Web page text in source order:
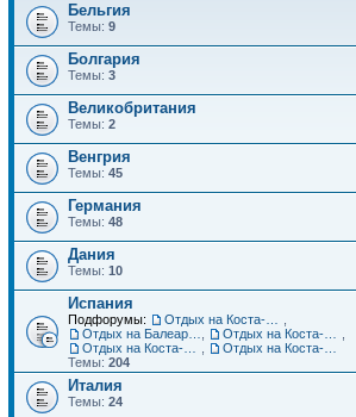
Бельгия
Темы: 9
Болгария
Темы: 3
Великобритания
Темы: 2
Венгрия
Темы: 45
Германия
Темы: 48
Дания
Темы: 10
Испания
Подфорумы:
Темы: 204
Италия
Темы: 24